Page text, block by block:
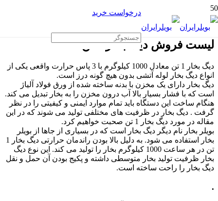
درخواست خرید
لیست فروش دیگ بخار 1 تن
دیگ بخار 1 تن معادل 1000 کیلوگرم با 3 پاس حرارت واقعی یکی از
انواع دیگ بخار لوله آتشی بدون هیچ گونه درز است.
دیگ بخار دارای یک مخزن با بدنه ساخته شده از ورق فولاد آلیاژ
است که با فشار بسیار بالا آب درون مخزن را به بخار تبدیل می کند.
هنگام ساخت این دستگاه باید تمام موارد ایمنی و کیفیتی را در نظر
گرفت . دیگ بخار در ظرفیت های مختلفی تولید می شوند که در این
مقاله در مورد دیگ بخار 1 تن صحبت خواهیم کرد.
بویلر بخار نام دیگر دیگ بخار است که در بسیاری از جاها از بویلر
بخار استفاده می شود. به دلیل بالا بودن راندمان حرارتی دیگ بخار 1
تن در هر ساعت 1000 کیلوگرم بخار را تولید می کند. این نوع دیگ
بخار ظرفیت تولید بخار متوسطی داشته و پکیج بودن آن حمل و نقل
دیگ بخار را راحت ساخته است.
.